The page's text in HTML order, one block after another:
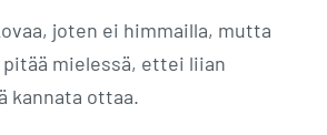
joten ei himmailla, mutta
pitää mielessä, ettei liian
kannata ottaa.